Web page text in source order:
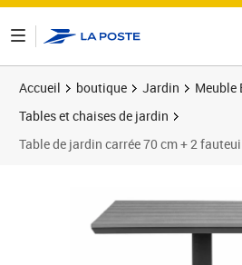
Accueil boutique Jardin
Meuble
Tables et chaises de jardin
Table de jardin carrée 70 cm + 2